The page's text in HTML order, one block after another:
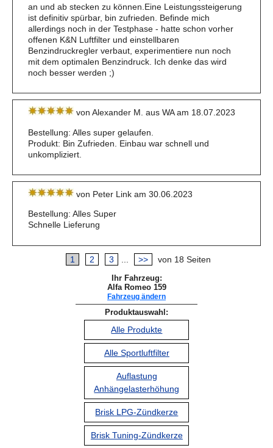
an und ab stecken zu können.Eine Leistungssteigerung
ist definitiv spürbar, bin zufrieden. Befinde mich
allerdings noch in der Testphase - hatte schon vorher
offenen K&N Luftfilter und einstellbaren
Benzindruckregler verbaut, experimentiere nun noch
mit dem optimalen Benzindruck. Ich denke das wird
noch besser werden ;)
von Alexander M. aus WA am 18.07.2023
Bestellung: Alles super gelaufen.
Produkt: Bin Zufrieden. Einbau war schnell und
unkompliziert.
von Peter Link am 30.06.2023
Bestellung: Alles Super
Schnelle Lieferung
1 2 3 >> von 18 Seiten
Ihr Fahrzeug:
Alfa Romeo 159
Fahrzeug ändern
Produktauswahl:
Alle Produkte
Alle Sportluftfilter
Auflastung
Anhängelasterhöhung
Brisk LPG-Zündkerze
Brisk Tuning-Zündkerze